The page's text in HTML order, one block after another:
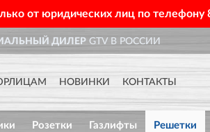
от юридических лиц по телефону
ДИЛЕРGTV В РОССИИ
НОВИНКИ КОНТАКТЫ
Розетки Газлифты Решетки